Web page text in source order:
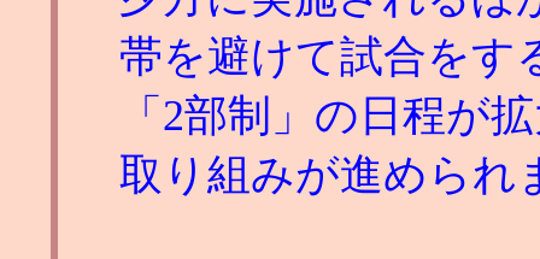
帯を避けて試合をす
「2部制」の日程が
取り組みが進められ